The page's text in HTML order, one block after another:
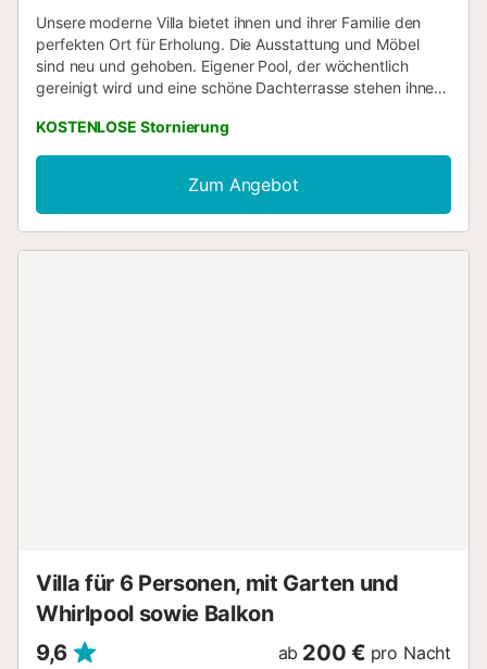
Unsere moderne Villa bietet ihnen und ihrer Familie den
perfekten Ort für Erholung. Die Ausstattung und Möbel
sind neu und gehoben. Eigener Pool, der wöchentlich
gereinigt wird und eine schöne Dachterrasse stehen ihnen
Strand und 35km von Flughafen Alicante entfernt, liegt
diese Villa in einem sehr ruhigen schönen Ort Benijofar. Eine
Vielfältigkeit an Einkaufsmöglichkeiten und Restaurants
bereichern und erleichtern den Urlaubsaufenthalt.
Handtücher und Bettwäsche werden gratis zur Verfügung
KOSTENLOSE Stornierung
Zum Angebot
Villa für 6 Personen, mit Garten und
Whirlpool sowie Balkon
9,6
ab 200 € pro Nacht